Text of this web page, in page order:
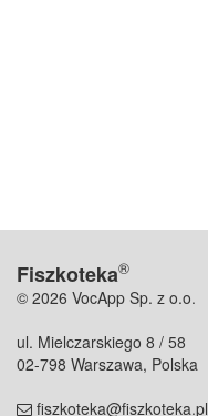
Fiszkoteka®
© 2026 VocApp Sp. z o.o.
ul. Mielczarskiego 8 / 58
02-798 Warszawa, Polska
fiszkoteka@fiszkoteka.pl